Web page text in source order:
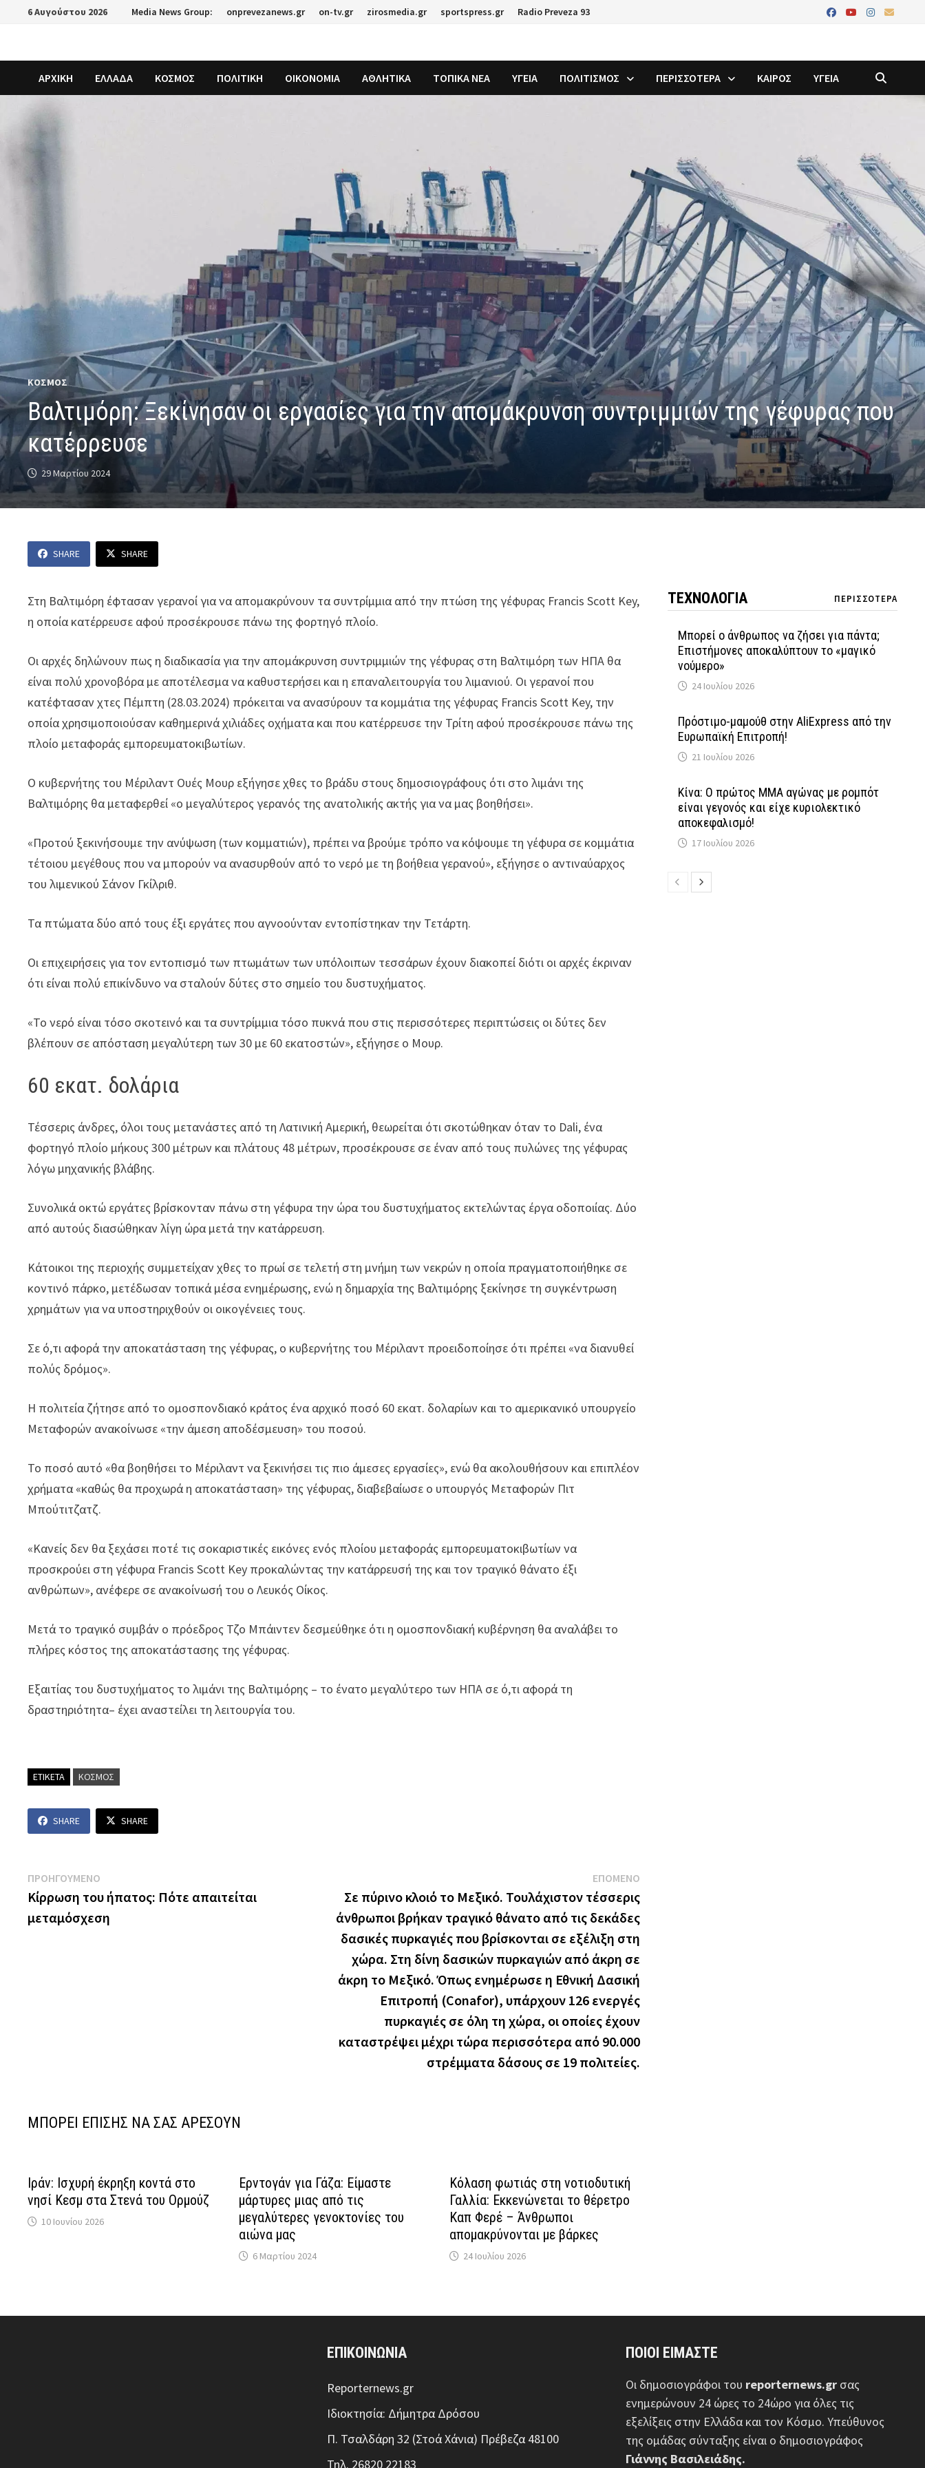
6 Αυγούστου 2026 Media News Group: onprevezanews.gr on-tv.gr zirosmedia.gr sportspress.gr Radio Preveza 93
ΑΡΧΙΚΗ ΕΛΛΑΔΑ ΚΟΣΜΟΣ ΠΟΛΙΤΙΚΗ ΟΙΚΟΝΟΜΙΑ ΑΘΛΗΤΙΚΑ ΤΟΠΙΚΑ ΝΕΑ ΥΓΕΙΑ ΠΟΛΙΤΙΣΜΟΣ ΠΕΡΙΣΣΟΤΕΡΑ ΚΑΙΡΟΣ ΥΓΕΙΑ
ΚΟΣΜΟΣ
Βαλτιμόρη: Ξεκίνησαν οι εργασίες για την απομάκρυνση συντριμμιών της γέφυρας που
κατέρρευσε
29 Μαρτίου 2024
SHARE SHARE
Στη Βαλτιμόρη έφτασαν γερανοί για να απομακρύνουν τα συντρίμμια από την πτώση της γέφυρας Francis Scott Key,
η οποία κατέρρευσε αφού προσέκρουσε πάνω της φορτηγό πλοίο.
Οι αρχές δηλώνουν πως η διαδικασία για την απομάκρυνση συντριμμιών της γέφυρας στη Βαλτιμόρη των ΗΠΑ θα
είναι πολύ χρονοβόρα με αποτέλεσμα να καθυστερήσει και η επαναλειτουργία του λιμανιού. Οι γερανοί που
κατέφτασαν χτες Πέμπτη (28.03.2024) πρόκειται να ανασύρουν τα κομμάτια της γέφυρας Francis Scott Key, την
οποία χρησιμοποιούσαν καθημερινά χιλιάδες οχήματα και που κατέρρευσε την Τρίτη αφού προσέκρουσε πάνω της
πλοίο μεταφοράς εμπορευματοκιβωτίων.
Ο κυβερνήτης του Μέριλαντ Ουές Μουρ εξήγησε χθες το βράδυ στους δημοσιογράφους ότι στο λιμάνι της
Βαλτιμόρης θα μεταφερθεί «ο μεγαλύτερος γερανός της ανατολικής ακτής για να μας βοηθήσει».
«Προτού ξεκινήσουμε την ανύψωση (των κομματιών), πρέπει να βρούμε τρόπο να κόψουμε τη γέφυρα σε κομμάτια
τέτοιου μεγέθους που να μπορούν να ανασυρθούν από το νερό με τη βοήθεια γερανού», εξήγησε ο αντιναύαρχος
του λιμενικού Σάνον Γκίλριθ.
Τα πτώματα δύο από τους έξι εργάτες που αγνοούνταν εντοπίστηκαν την Τετάρτη.
Οι επιχειρήσεις για τον εντοπισμό των πτωμάτων των υπόλοιπων τεσσάρων έχουν διακοπεί διότι οι αρχές έκριναν
ότι είναι πολύ επικίνδυνο να σταλούν δύτες στο σημείο του δυστυχήματος.
«Το νερό είναι τόσο σκοτεινό και τα συντρίμμια τόσο πυκνά που στις περισσότερες περιπτώσεις οι δύτες δεν
βλέπουν σε απόσταση μεγαλύτερη των 30 με 60 εκατοστών», εξήγησε ο Μουρ.
60 εκατ. δολάρια
Τέσσερις άνδρες, όλοι τους μετανάστες από τη Λατινική Αμερική, θεωρείται ότι σκοτώθηκαν όταν το Dali, ένα
φορτηγό πλοίο μήκους 300 μέτρων και πλάτους 48 μέτρων, προσέκρουσε σε έναν από τους πυλώνες της γέφυρας
λόγω μηχανικής βλάβης.
Συνολικά οκτώ εργάτες βρίσκονταν πάνω στη γέφυρα την ώρα του δυστυχήματος εκτελώντας έργα οδοποιίας. Δύο
από αυτούς διασώθηκαν λίγη ώρα μετά την κατάρρευση.
Κάτοικοι της περιοχής συμμετείχαν χθες το πρωί σε τελετή στη μνήμη των νεκρών η οποία πραγματοποιήθηκε σε
κοντινό πάρκο, μετέδωσαν τοπικά μέσα ενημέρωσης, ενώ η δημαρχία της Βαλτιμόρης ξεκίνησε τη συγκέντρωση
χρημάτων για να υποστηριχθούν οι οικογένειες τους.
Σε ό,τι αφορά την αποκατάσταση της γέφυρας, ο κυβερνήτης του Μέριλαντ προειδοποίησε ότι πρέπει «να διανυθεί
πολύς δρόμος».
Η πολιτεία ζήτησε από το ομοσπονδιακό κράτος ένα αρχικό ποσό 60 εκατ. δολαρίων και το αμερικανικό υπουργείο
Μεταφορών ανακοίνωσε «την άμεση αποδέσμευση» του ποσού.
Το ποσό αυτό «θα βοηθήσει το Μέριλαντ να ξεκινήσει τις πιο άμεσες εργασίες», ενώ θα ακολουθήσουν και επιπλέον
χρήματα «καθώς θα προχωρά η αποκατάσταση» της γέφυρας, διαβεβαίωσε ο υπουργός Μεταφορών Πιτ
Μπούτιτζατζ.
«Κανείς δεν θα ξεχάσει ποτέ τις σοκαριστικές εικόνες ενός πλοίου μεταφοράς εμπορευματοκιβωτίων να
προσκρούει στη γέφυρα Francis Scott Key προκαλώντας την κατάρρευσή της και τον τραγικό θάνατο έξι
ανθρώπων», ανέφερε σε ανακοίνωσή του ο Λευκός Οίκος.
Μετά το τραγικό συμβάν ο πρόεδρος Τζο Μπάιντεν δεσμεύθηκε ότι η ομοσπονδιακή κυβέρνηση θα αναλάβει το
πλήρες κόστος της αποκατάστασης της γέφυρας.
Εξαιτίας του δυστυχήματος το λιμάνι της Βαλτιμόρης – το ένατο μεγαλύτερο των ΗΠΑ σε ό,τι αφορά τη
δραστηριότητα– έχει αναστείλει τη λειτουργία του.
ΕΤΙΚΕΤΑ ΚΟΣΜΟΣ
SHARE SHARE
Πλοήγηση
άρθρων
ΠΡΟΗΓΟΥΜΕΝΟ
post:
Κίρρωση του ήπατος: Πότε απαιτείται
μεταμόσχεση
ΕΠΟΜΕΝΟNext
post:
Σε πύρινο κλοιό το Μεξικό. Τουλάχιστον τέσσερις
άνθρωποι βρήκαν τραγικό θάνατο από τις δεκάδες
δασικές πυρκαγιές που βρίσκονται σε εξέλιξη στη
χώρα. Στη δίνη δασικών πυρκαγιών από άκρη σε
άκρη το Μεξικό. Όπως ενημέρωσε η Εθνική Δασική
Επιτροπή (Conafor), υπάρχουν 126 ενεργές
πυρκαγιές σε όλη τη χώρα, οι οποίες έχουν
καταστρέψει μέχρι τώρα περισσότερα από 90.000
στρέμματα δάσους σε 19 πολιτείες.
ΜΠΟΡΕΙ ΕΠΙΣΗΣ ΝΑ ΣΑΣ ΑΡΕΣΟΥΝ
Ιράν: Ισχυρή έκρηξη κοντά στο
νησί Κεσμ στα Στενά του Ορμούζ
10 Ιουνίου 2026
Ερντογάν για Γάζα: Είμαστε
μάρτυρες μιας από τις
μεγαλύτερες γενοκτονίες του
αιώνα μας
6 Μαρτίου 2024
Κόλαση φωτιάς στη νοτιοδυτική
Γαλλία: Εκκενώνεται το θέρετρο
Καπ Φερέ – Άνθρωποι
απομακρύνoνται με βάρκες
24 Ιουλίου 2026
ΤΕΧΝΟΛΟΓΙΑ ΠΕΡΙΣΣΟΤΕΡΑ
Μπορεί ο άνθρωπος να ζήσει για πάντα;
Επιστήμονες αποκαλύπτουν το «μαγικό
νούμερο»
24 Ιουλίου 2026
Πρόστιμο-μαμούθ στην AliExpress από την
Ευρωπαϊκή Επιτροπή!
21 Ιουλίου 2026
Κίνα: Ο πρώτος MMA αγώνας με ρομπότ
είναι γεγονός και είχε κυριολεκτικό
αποκεφαλισμό!
17 Ιουλίου 2026
ΕΠΙΚΟΙΝΩΝΙΑ
Reporternews.gr
Ιδιοκτησία: Δήμητρα Δρόσου
Π. Τσαλδάρη 32 (Στοά Χάνια) Πρέβεζα 48100
Τηλ. 26820 22183
ΠΟΙΟΙ ΕΙΜΑΣΤΕ
Οι δημοσιογράφοι του reporternews.gr σας
ενημερώνουν 24 ώρες το 24ώρο για όλες τις
εξελίξεις στην Ελλάδα και τον Κόσμο. Υπεύθυνος
της ομάδας σύνταξης είναι ο δημοσιογράφος
Γιάννης Βασιλειάδης.